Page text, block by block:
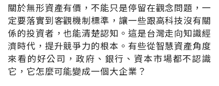
關於無形資產有價，不能只是停留在觀念問題，一
定要落實到客觀機制標準，讓一些跟高科技沒有關
係的投資者，也能清楚認知。這是台灣走向知識經
濟時代，提升競爭力的根本。有些從智慧資產角度
來看的好公司，政府、銀行、資本市場都不認識
它，它怎麼可能變成一個大企業？